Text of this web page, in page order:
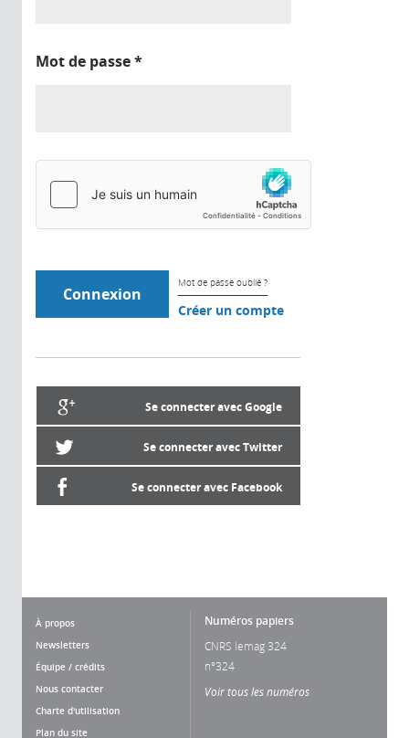
Mot de passe*
Mot de passe oublié ?
Créer un compte
Se connecter avec Google
Se connecter avec Twitter
Se connecter avec Facebook
À propos
Newsletters
Équipe / crédits
Nous contacter
Charte d'utilisation
Plan du site
Numéros papiers
CNRS lemag 324
n°324
Voir tous les numéros